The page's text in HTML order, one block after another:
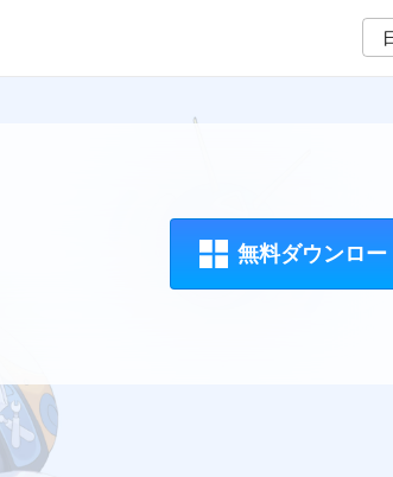
無料ダウンロー